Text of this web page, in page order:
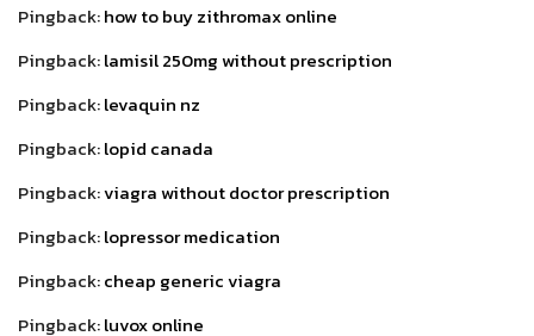
Pingback:how to buy zithromax online
Pingback:lamisil 250mg without prescription
Pingback:levaquin nz
Pingback:lopid canada
Pingback:viagra without doctor prescription
Pingback:lopressor medication
Pingback:cheap generic viagra
Pingback:luvox online